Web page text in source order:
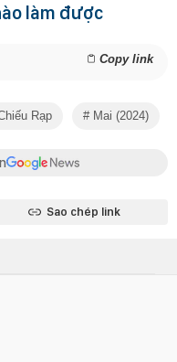
làm được
Copy link
Rạp Mai (2024)
Sao chép link